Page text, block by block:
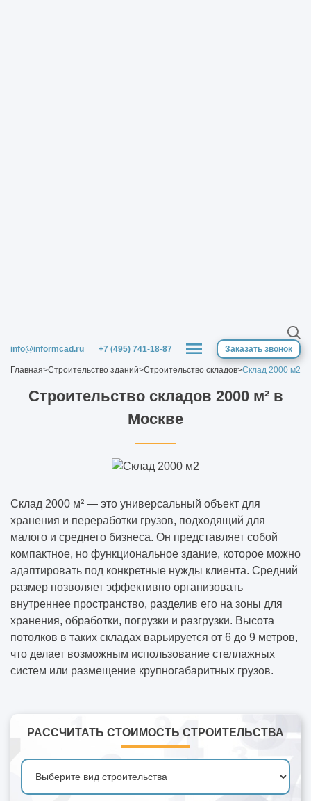
info@informcad.ru +7 (495) 741-18-87 Заказать звонок
Главная>Строительство зданий>Строительство складов>Склад 2000 м2
Строительство cкладов 2000 м² в
Москве
Склад 2000 м² — это универсальный объект для
хранения и переработки грузов, подходящий для
малого и среднего бизнеса. Он представляет собой
компактное, но функциональное здание, которое можно
адаптировать под конкретные нужды клиента. Средний
размер позволяет эффективно организовать
внутреннее пространство, разделив его на зоны для
хранения, обработки, погрузки и разгрузки. Высота
потолков в таких складах варьируется от 6 до 9 метров,
что делает возможным использование стеллажных
систем или размещение крупногабаритных грузов.
РАССЧИТАТЬ СТОИМОСТЬ СТРОИТЕЛЬСТВА